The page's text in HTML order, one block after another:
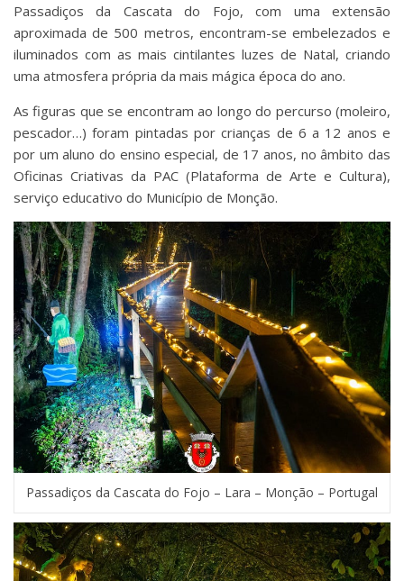
Passadiços da Cascata do Fojo, com uma extensão
aproximada de 500 metros, encontram-se embelezados e
iluminados com as mais cintilantes luzes de Natal, criando
uma atmosfera própria da mais mágica época do ano.
As figuras que se encontram ao longo do percurso (moleiro,
pescador…) foram pintadas por crianças de 6 a 12 anos e
por um aluno do ensino especial, de 17 anos, no âmbito das
Oficinas Criativas da PAC (Plataforma de Arte e Cultura),
serviço educativo do Município de Monção.
Passadiços da Cascata do Fojo – Lara – Monção – Portugal